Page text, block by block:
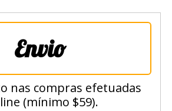
Envio
nas compras efetuadas
(mínimo $59).